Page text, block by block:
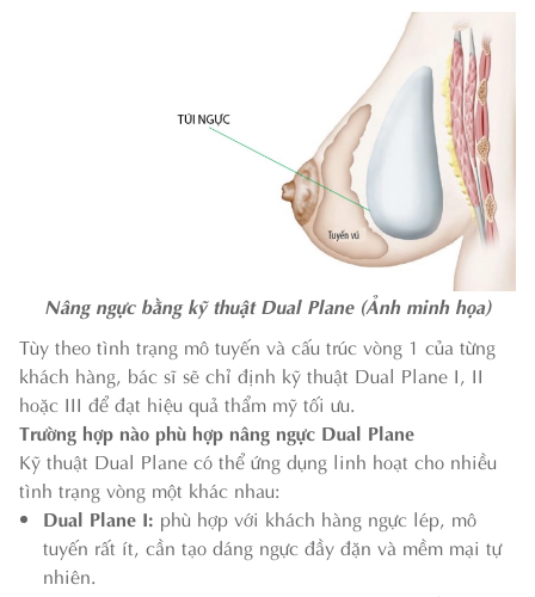
Nâng ngực bằng kỹ thuật Dual Plane (Ảnh minh họa)
Tùy theo tình trạng mô tuyến và cấu trúc vòng 1 của từng
khách hàng, bác sĩ sẽ chỉ định kỹ thuật Dual Plane I, II
hoặc III để đạt hiệu quả thẩm mỹ tối ưu.
Trường hợp nào phù hợp nâng ngực Dual Plane
Kỹ thuật Dual Plane có thể ứng dụng linh hoạt cho nhiều
tình trạng vòng một khác nhau:
Dual Plane I: phù hợp với khách hàng ngực lép, mô
tuyến rất ít, cần tạo dáng ngực đầy đặn và mềm mại tự
nhiên.